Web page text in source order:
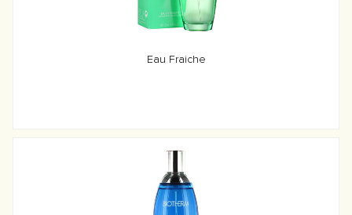
Eau Fraiche